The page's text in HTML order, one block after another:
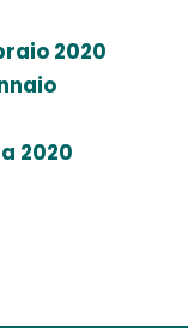
2020
2020